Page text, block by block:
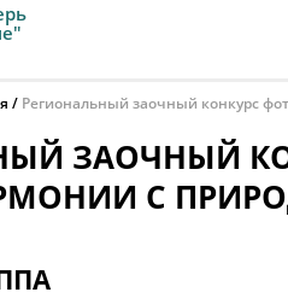
Региональный заочный конкурс
ЗАОЧНЫЙ
С